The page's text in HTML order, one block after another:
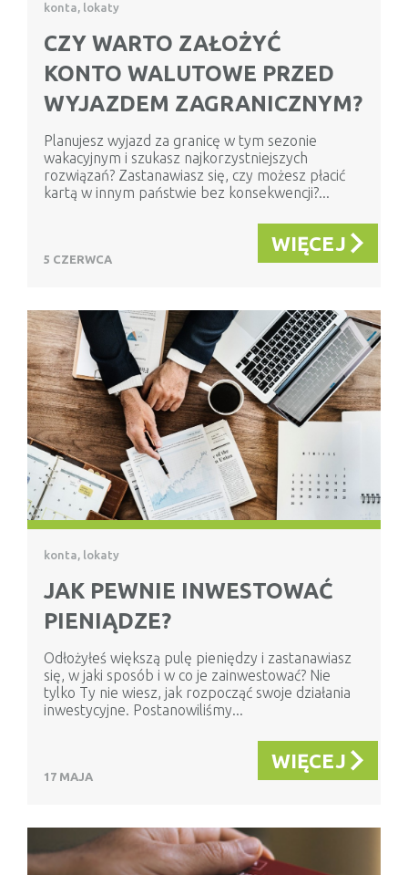
konta, lokaty
CZY WARTO ZAŁOŻYĆ
KONTO WALUTOWE PRZED
WYJAZDEM ZAGRANICZNYM?
Planujesz wyjazd za granicę w tym sezonie
wakacyjnym i szukasz najkorzystniejszych
rozwiązań? Zastanawiasz się, czy możesz płacić
kartą w innym państwie bez konsekwencji?...
5 CZERWCA
WIĘCEJ
konta, lokaty
JAK PEWNIE INWESTOWAĆ
PIENIĄDZE?
Odłożyłeś większą pulę pieniędzy i zastanawiasz
się, w jaki sposób i w co je zainwestować? Nie
tylko Ty nie wiesz, jak rozpocząć swoje działania
inwestycyjne. Postanowiliśmy...
17 MAJA
WIĘCEJ